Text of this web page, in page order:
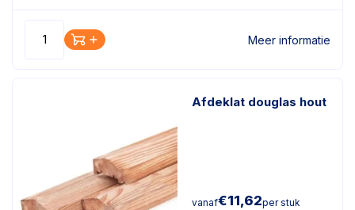
Meer informatie
Afdeklat douglas hout
vanaf€11,62per stuk